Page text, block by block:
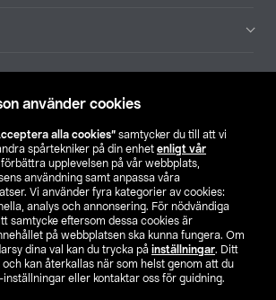
använder cookies
alla cookies” samtycker du till att vi
spårtekniker på din enhet enligt vår
upplevelsen på vår webbplats,
användning samt anpassa våra
Vi använder fyra kategorier av cookies:
analys och annonsering. För nödvändiga
samtycke eftersom dessa cookies är
på webbplatsen ska kunna fungera. Om
dina val kan du trycka på inställningar. Ditt
kan återkallas när som helst genom att du
eller kontaktar oss för guidning.
Hitta butik
SE NO FI